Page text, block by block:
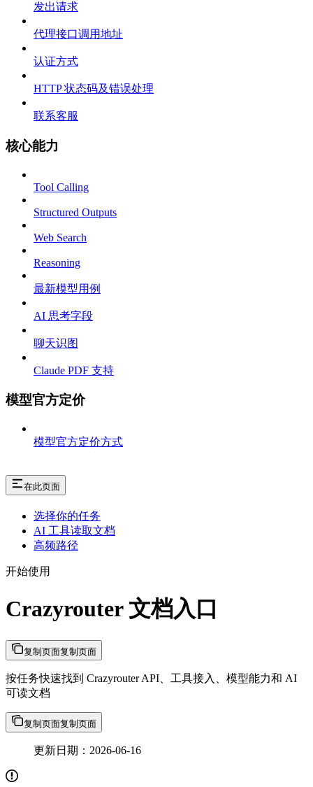
发出请求
代理接口调用地址
认证方式
HTTP 状态码及错误处理
联系客服
核心能力
Tool Calling
Structured Outputs
Web Search
Reasoning
最新模型用例
AI 思考字段
聊天识图
Claude PDF 支持
模型官方定价
模型官方定价方式
在此页面
选择你的任务
AI 工具读取文档
高频路径
开始使用
Crazyrouter 文档入口
复制页面复制页面
按任务快速找到 Crazyrouter API、工具接入、模型能力和 AI
可读文档
复制页面复制页面
更新日期：2026-06-16